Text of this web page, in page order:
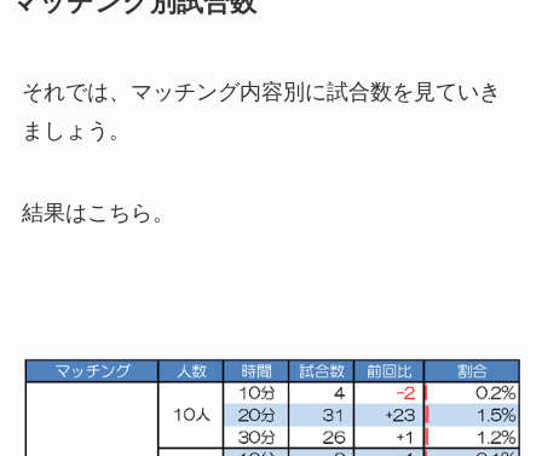
それでは、マッチング内容別に試合数を見ていき
ましょう。
結果はこちら。